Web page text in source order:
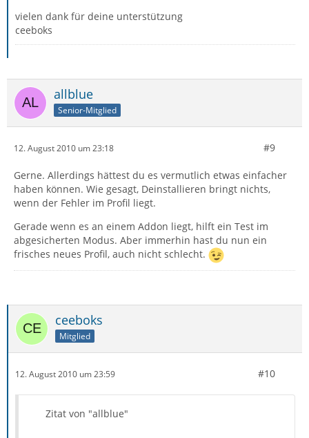
vielen dank für deine unterstützung
ceeboks
allblue
Senior-Mitglied
12. August 2010 um 23:18 #9
Gerne. Allerdings hättest du es vermutlich etwas einfacher
haben können. Wie gesagt, Deinstallieren bringt nichts,
wenn der Fehler im Profil liegt.
Gerade wenn es an einem Addon liegt, hilft ein Test im
abgesicherten Modus. Aber immerhin hast du nun ein
frisches neues Profil, auch nicht schlecht.
ceeboks
Mitglied
12. August 2010 um 23:59 #10
Zitat von "allblue"